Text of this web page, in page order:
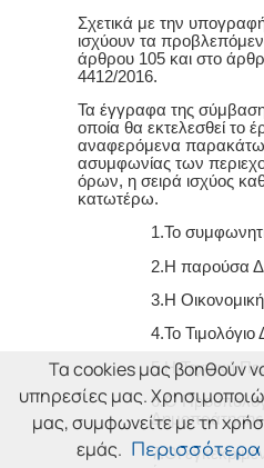
Σχετικά με την
ισχύουν τα
άρθρου 105 και στο
4412/2016.
Τα έγγραφα της
οποία θα εκτελεσθεί το
αναφερόμενα
ασυμφωνίας των
όρων, η σειρά ισχύος
κατωτέρω.
1.Το
2.Η παρούσα
3.Η
4.Το
5.Η Τεχνική
6.Ο
7.Οι
Τα cookies μας βοηθούν
υπηρεσίες μας.
μας, συμφωνείτε με τη
εμάς. Περισσότερα